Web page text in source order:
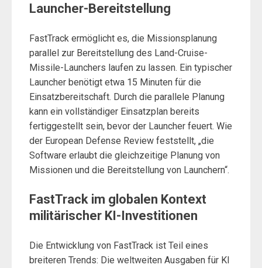
Launcher-Bereitstellung
FastTrack ermöglicht es, die Missionsplanung
parallel zur Bereitstellung des Land-Cruise-
Missile-Launchers laufen zu lassen. Ein typischer
Launcher benötigt etwa 15 Minuten für die
Einsatzbereitschaft. Durch die parallele Planung
kann ein vollständiger Einsatzplan bereits
fertiggestellt sein, bevor der Launcher feuert. Wie
der European Defense Review feststellt, „die
Software erlaubt die gleichzeitige Planung von
Missionen und die Bereitstellung von Launchern“.
FastTrack im globalen Kontext
militärischer KI-Investitionen
Die Entwicklung von FastTrack ist Teil eines
breiteren Trends: Die weltweiten Ausgaben für KI